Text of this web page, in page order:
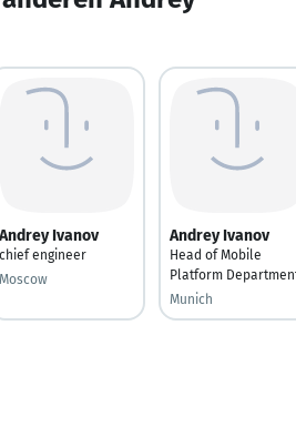
Andrey Ivanov
chief engineer
Moscow
Andrey Ivanov
Head of Mobile
Platform
Munich